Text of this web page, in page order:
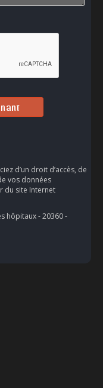
d’un droit d’accès, de
vos données
du site Internet
hôpitaux - 20360 -